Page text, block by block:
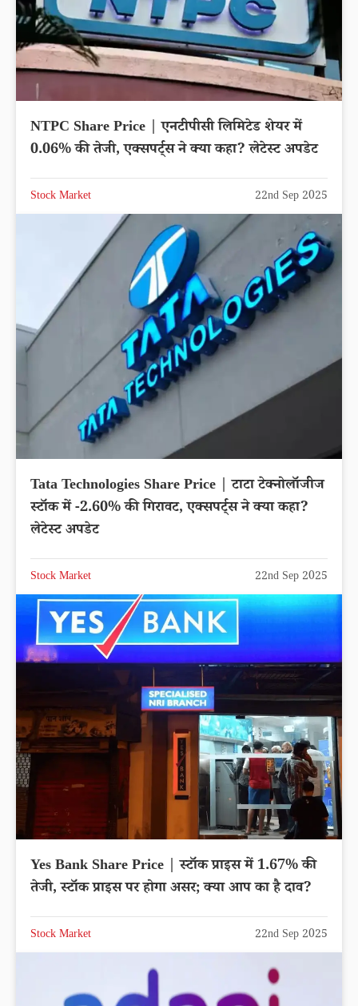
NTPC Share Price | एनटीपीसी लिमिटेड शेयर में
0.06% की तेजी, एक्सपर्ट्स ने क्या कहा? लेटेस्ट अपडेट
Stock Market 22nd Sep 2025
Tata Technologies Share Price | टाटा टेक्नोलॉजीज
स्टॉक में -2.60% की गिरावट, एक्सपर्ट्स ने क्या कहा?
लेटेस्ट अपडेट
Stock Market 22nd Sep 2025
Yes Bank Share Price | स्टॉक प्राइस में 1.67% की
तेजी, स्टॉक प्राइस पर होगा असर; क्या आप का है दाव?
Stock Market 22nd Sep 2025